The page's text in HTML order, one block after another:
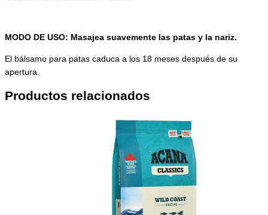
MODO DE USO: Masajea suavemente las patas y la nariz.
El bálsamo para patas caduca a los 18 meses después de su
apertura.
Productos relacionados